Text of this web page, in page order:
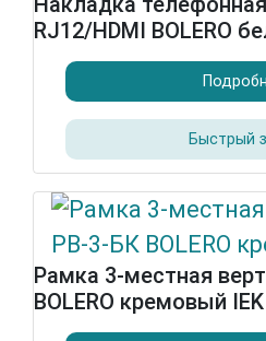
RJ12/HDMI BOLERO
Быстрый
Рамка 3-местная
BOLERO кремовый IEK